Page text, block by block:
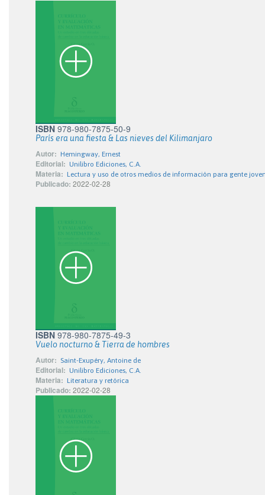
ISBN 978-980-7875-50-9
París era una fiesta & Las nieves del Kilimanjaro
Autor: Hemingway, Ernest
Editorial: Unilibro Ediciones, C.A.
Materia: Lectura y uso de otros medios de información para gente
Publicado: 2022-02-28
ISBN 978-980-7875-49-3
Vuelo nocturno & Tierra de hombres
Autor: Saint-Exupéry, Antoine de
Editorial: Unilibro Ediciones, C.A.
Materia: Literatura y retórica
Publicado: 2022-02-28